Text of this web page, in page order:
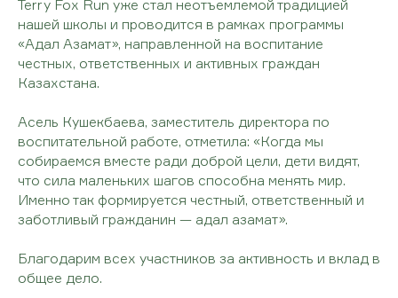
Terry Fox Run уже стал неотъемлемой традицией
нашей школы и проводится в рамках программы
«Адал Азамат», направленной на воспитание
честных, ответственных и активных граждан
Казахстана.
Асель Кушекбаева, заместитель директора по
воспитательной работе, отметила: «Когда мы
собираемся вместе ради доброй цели, дети видят,
что сила маленьких шагов способна менять мир.
Именно так формируется честный, ответственный и
заботливый гражданин — адал азамат».
Благодарим всех участников за активность и вклад в
общее дело.